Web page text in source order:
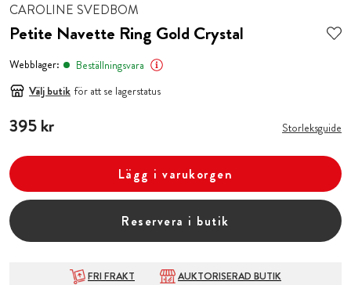
CAROLINE SVEDBOM
Petite Navette Ring Gold Crystal
Webblager:
Beställningsvara
Välj butik för att se lagerstatus
Pris:395 kr
395 kr Storleksguide
Lägg i varukorgen
Reservera i butik
FRI FRAKT
AUKTORISERAD BUTIK